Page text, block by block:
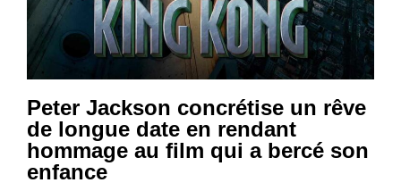
Peter Jackson concrétise un rêve
de longue date en rendant
hommage au film qui a bercé son
enfance